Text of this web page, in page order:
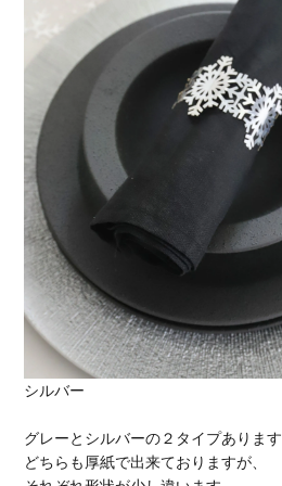
シルバー
グレーとシルバーの２タイプあります
どちらも厚紙で出来ておりますが、